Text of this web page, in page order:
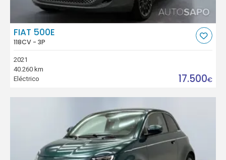
FIAT 500E
118CV - 3P
2021
40.260 km
Eléctrico
17.500€